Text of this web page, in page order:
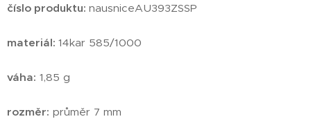
číslo produktu: nausniceAU393ZSSP
materiál: 14kar 585/1000
váha: 1,85 g
rozměr: průměr 7 mm